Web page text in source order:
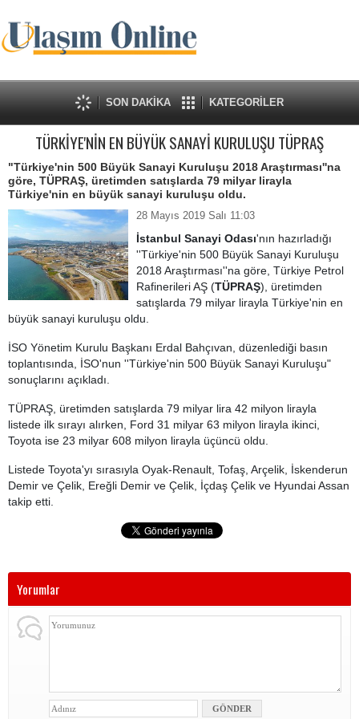
SON DAKİKA KATEGORİLER
TÜRKİYE'NİN EN BÜYÜK SANAYİ KURULUŞU TÜPRAŞ
"Türkiye'nin 500 Büyük Sanayi Kuruluşu 2018 Araştırması''na
göre, TÜPRAŞ, üretimden satışlarda 79 milyar lirayla
Türkiye'nin en büyük sanayi kuruluşu oldu.
28 Mayıs 2019 Salı 11:03
İstanbul Sanayi Odası'nın hazırladığı
''Türkiye'nin 500 Büyük Sanayi Kuruluşu
2018 Araştırması''na göre, Türkiye Petrol
Rafinerileri AŞ (TÜPRAŞ), üretimden
satışlarda 79 milyar lirayla Türkiye'nin en
büyük sanayi kuruluşu oldu.
İSO Yönetim Kurulu Başkanı Erdal Bahçıvan, düzenlediği basın
toplantısında, İSO'nun ''Türkiye'nin 500 Büyük Sanayi Kuruluşu"
sonuçlarını açıkladı.
TÜPRAŞ, üretimden satışlarda 79 milyar lira 42 milyon lirayla
listede ilk sırayı alırken, Ford 31 milyar 63 milyon lirayla ikinci,
Toyota ise 23 milyar 608 milyon lirayla üçüncü oldu.
Listede Toyota'yı sırasıyla Oyak-Renault, Tofaş, Arçelik, İskenderun
Demir ve Çelik, Ereğli Demir ve Çelik, İçdaş Çelik ve Hyundai Assan
takip etti.
Yorumlar